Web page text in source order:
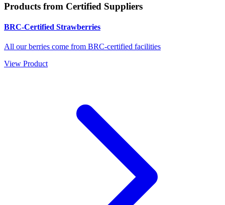
Products from Certified Suppliers
BRC-Certified Strawberries
All our berries come from BRC-certified facilities
View Product